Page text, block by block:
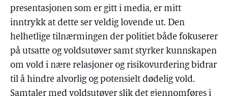
presentasjonen som er gitt i media, er mitt
inntrykk at dette ser veldig lovende ut. Den
helhetlige tilnærmingen der politiet både fokuserer
på utsatte og voldsutøver samt styrker kunnskapen
om vold i nære relasjoner og risikovurdering bidrar
til å hindre alvorlig og potensielt dødelig vold.
Samtaler med voldsutøver slik det gjennomføres i